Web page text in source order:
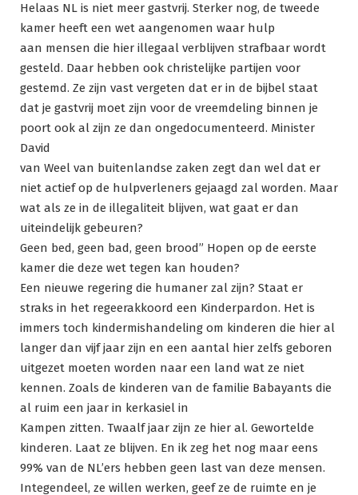
Helaas NL is niet meer gastvrij. Sterker nog, de tweede
kamer heeft een wet aangenomen waar hulp
aan mensen die hier illegaal verblijven strafbaar wordt
gesteld. Daar hebben ook christelijke partijen voor
gestemd. Ze zijn vast vergeten dat er in de bijbel staat
dat je gastvrij moet zijn voor de vreemdeling binnen je
poort ook al zijn ze dan ongedocumenteerd. Minister
David
van Weel van buitenlandse zaken zegt dan wel dat er
niet actief op de hulpverleners gejaagd zal worden. Maar
wat als ze in de illegaliteit blijven, wat gaat er dan
uiteindelijk gebeuren?
Geen bed, geen bad, geen brood” Hopen op de eerste
kamer die deze wet tegen kan houden?
Een nieuwe regering die humaner zal zijn? Staat er
straks in het regeerakkoord een Kinderpardon. Het is
immers toch kindermishandeling om kinderen die hier al
langer dan vijf jaar zijn en een aantal hier zelfs geboren
uitgezet moeten worden naar een land wat ze niet
kennen. Zoals de kinderen van de familie Babayants die
al ruim een jaar in kerkasiel in
Kampen zitten. Twaalf jaar zijn ze hier al. Gewortelde
kinderen. Laat ze blijven. En ik zeg het nog maar eens
99% van de NL’ers hebben geen last van deze mensen.
Integendeel, ze willen werken, geef ze de ruimte en je